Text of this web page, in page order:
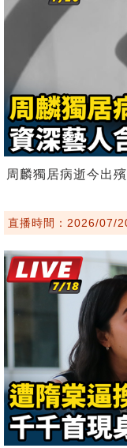
周麟獨居病逝今出
直播時間：2026/07/